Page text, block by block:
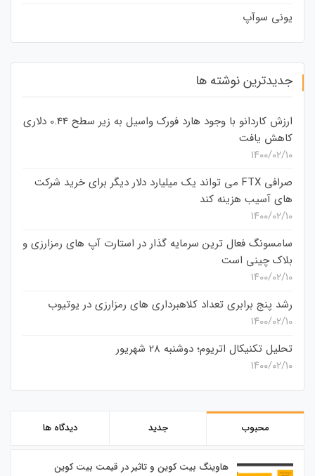
یونی سوآپ
جدیدترین نوشته ها
ارزش کاردانو با وجود هارد فورک واسیل به زیر سطح 0.44 دلاری
کاهش یافت
۱۴۰۰/۰۲/۱۰
صرافی FTX می تواند یک میلیارد دلار دیگر برای خرید شرکت
های آسیب هزینه کند
۱۴۰۰/۰۲/۱۰
سامسونگ فعال‌ ترین سرمایه‌ گذار در استارت‌ آپ‌ های رمزارزی و
بلاک چینی است
۱۴۰۰/۰۲/۱۰
رشد پنج برابری تعداد کلاهبرداری های رمزارزی در یوتیوب
۱۴۰۰/۰۲/۱۰
تحلیل تکنیکال اتریوم؛ دوشنبه 28 شهریور
۱۴۰۰/۰۲/۱۰
محبوب جدید دیدگاه ها
هاوینگ بیت کوین و تاثیر در قیمت بیت کوین